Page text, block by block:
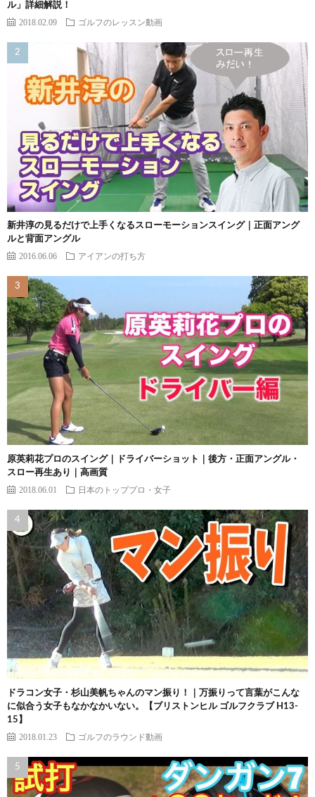
ル」詳細解説！
2018.02.09 ゴルフのレッスン動画
新井淳の見るだけで上手くなるスローモーションスイング｜正面アング
ルと背面アングル
2016.06.06 アイアンの打ち方
原英莉花プロのスイング｜ドライバーショット｜後方・正面アングル・
スロー再生あり｜高画質
2018.06.01 日本のトッププロ・女子
ドラコン女子・杉山美帆ちゃんのマン振り！｜万振りって言葉がこんな
に似合う女子もなかなかいない。【ブリストンヒル ゴルフクラブ H13-
15】
2018.01.23 ゴルフのラウンド動画